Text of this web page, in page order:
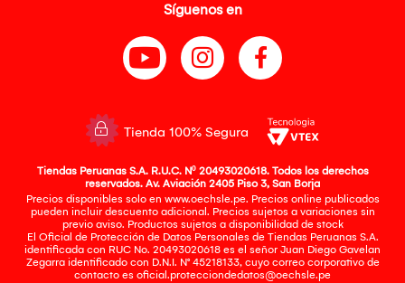
Síguenos en
Tienda 100% Segura
Tiendas Peruanas S.A. R.U.C. Nº 20493020618. Todos los derechos
reservados. Av. Aviación 2405 Piso 3, San Borja
Precios disponibles solo en www.oechsle.pe. Precios online publicados
pueden incluir descuento adicional. Precios sujetos a variaciones sin
previo aviso. Productos sujetos a disponibilidad de stock
El Oficial de Protección de Datos Personales de Tiendas Peruanas S.A.
identificada con RUC No. 20493020618 es el señor Juan Diego Gavelan
Zegarra identificado con D.N.I. N° 45218133, cuyo correo corporativo de
contacto es oficial.protecciondedatos@oechsle.pe